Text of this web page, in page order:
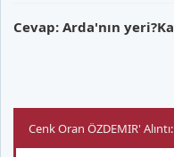
Cevap: Arda'nın
Cenk Oran ÖZDEMIR' Alıntı: